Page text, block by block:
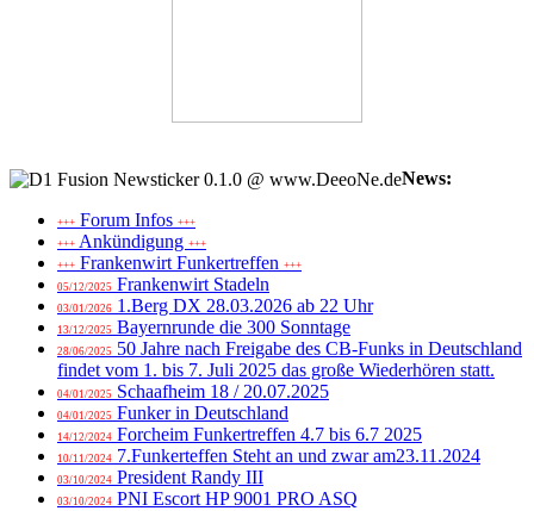
News:
+++ Forum Infos +++
+++ Ankündigung +++
+++ Frankenwirt Funkertreffen +++
05/12/2025 Frankenwirt Stadeln
03/01/2026 1.Berg DX 28.03.2026 ab 22 Uhr
13/12/2025 Bayernrunde die 300 Sonntage
28/06/2025 50 Jahre nach Freigabe des CB-Funks in Deutschland
findet vom 1. bis 7. Juli 2025 das große Wiederhören statt.
04/01/2025 Schaafheim 18 / 20.07.2025
04/01/2025 Funker in Deutschland
14/12/2024 Forcheim Funkertreffen 4.7 bis 6.7 2025
10/11/2024 7.Funkerteffen Steht an und zwar am23.11.2024
03/10/2024 President Randy III
03/10/2024 PNI Escort HP 9001 PRO ASQ